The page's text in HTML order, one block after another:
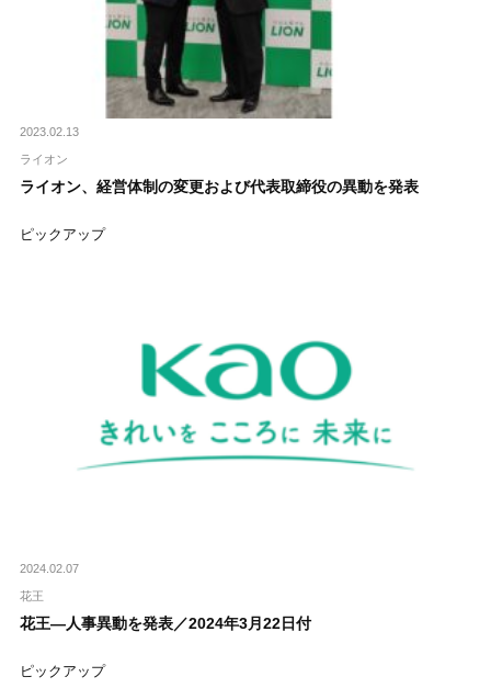
2023.02.13
ライオン
ライオン、経営体制の変更および代表取締役の異動を発表
ピックアップ
2024.02.07
花王
花王―人事異動を発表／2024年3月22日付
ピックアップ